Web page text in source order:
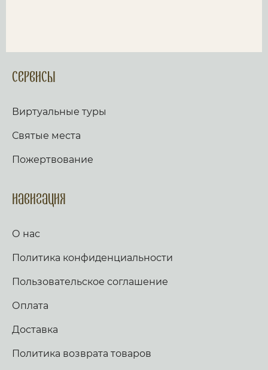
Сервисы
Виртуальные туры
Святые места
Пожертвование
Навигация
О нас
Политика конфиденциальности
Пользовательское соглашение
Оплата
Доставка
Политика возврата товаров